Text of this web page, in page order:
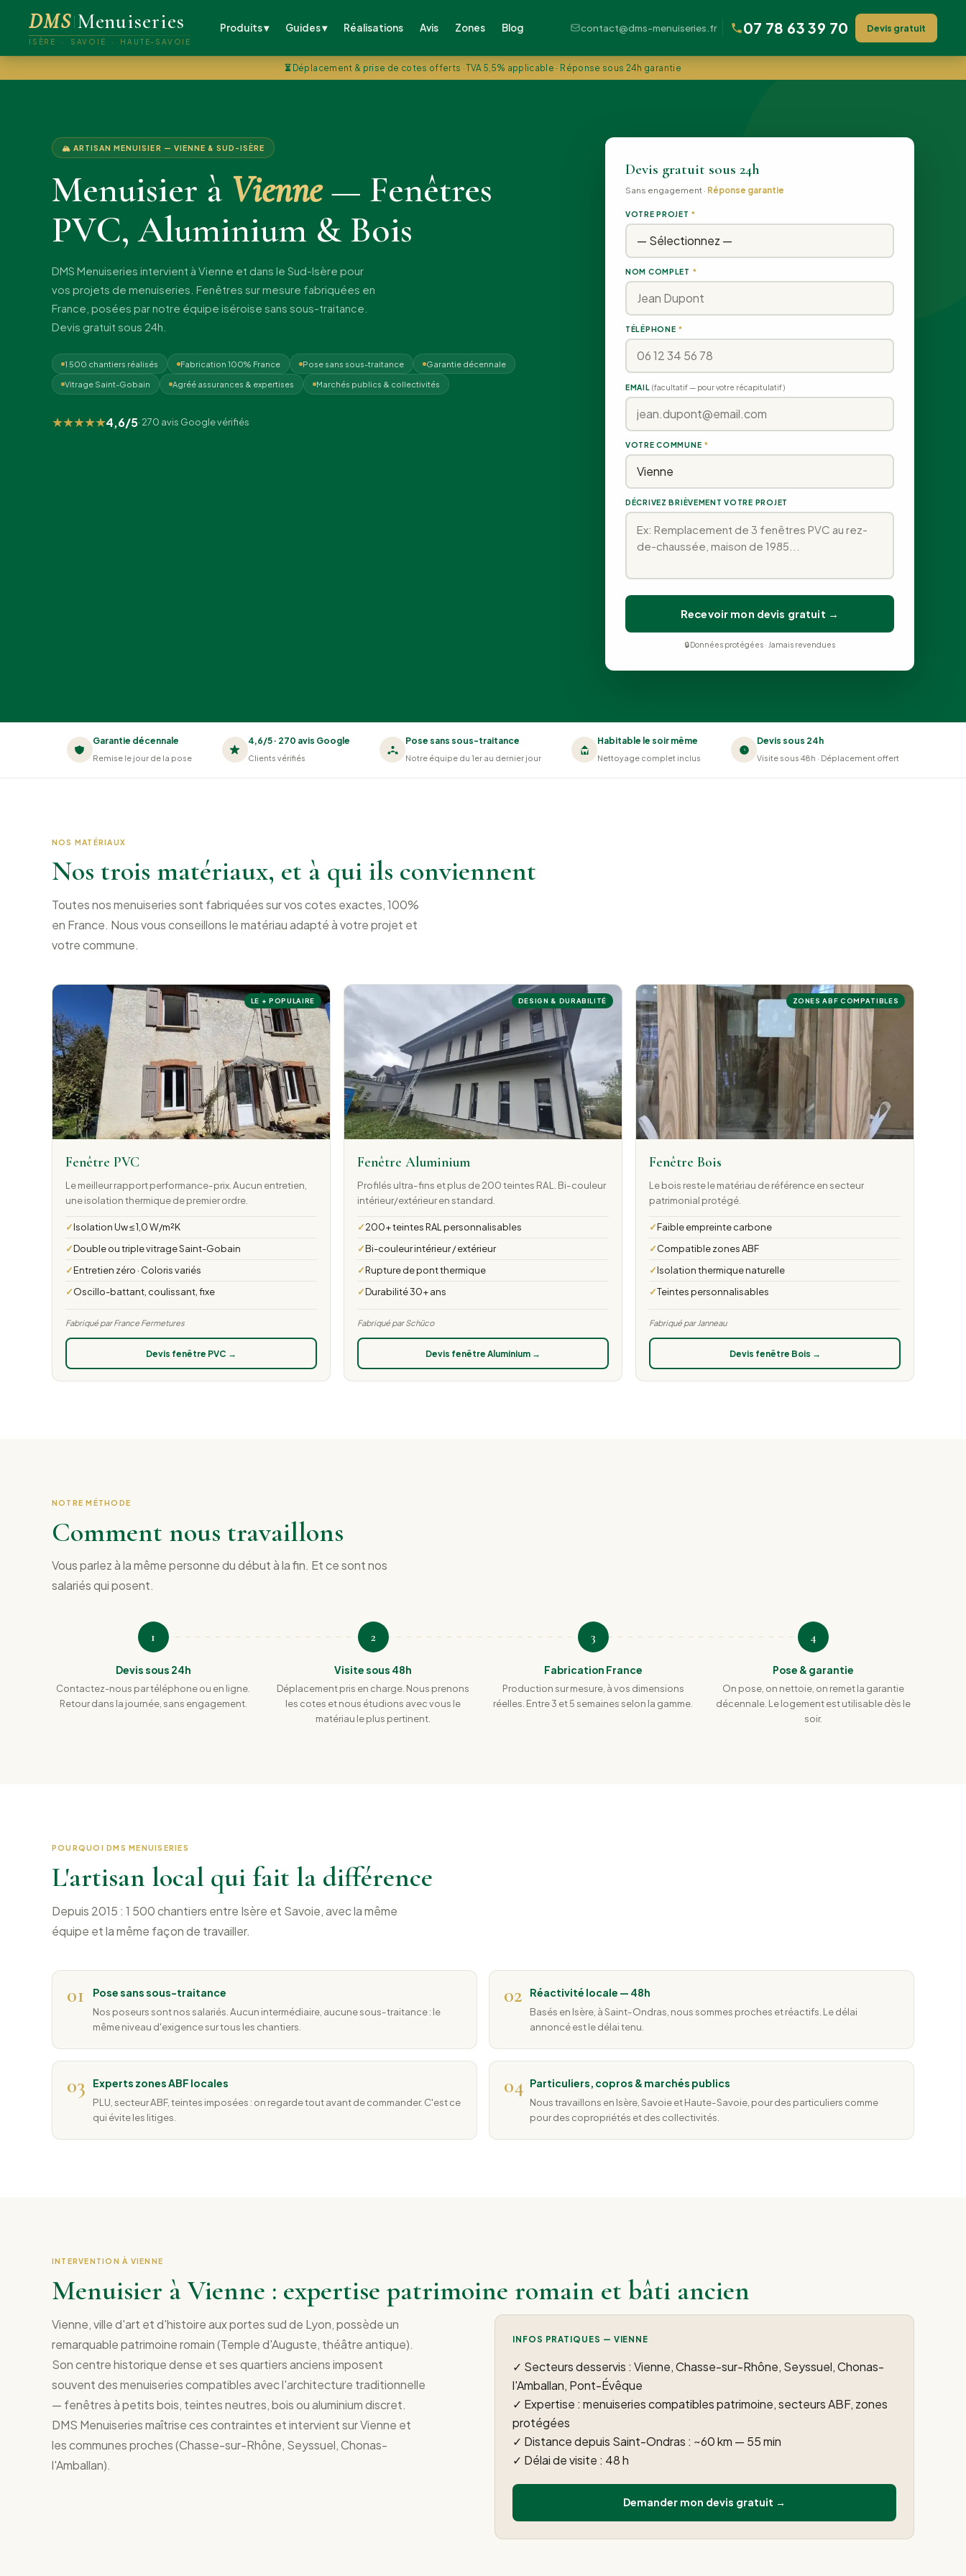
DMS Menuiseries
ISÈRE · SAVOIE · HAUTE-SAVOIE
Produits ▾ Guides ▾ Réalisations Avis Zones Blog contact@dms-menuiseries.fr 07 78 63 39 70 Devis gratuit
⏳ Déplacement & prise de cotes offerts · TVA 5,5% applicable · Réponse sous 24h garantie
🏔 ARTISAN MENUISIER — VIENNE & SUD-ISÈRE
Menuisier à Vienne— Fenêtres
PVC, Aluminium & Bois
DMS Menuiseries intervient à Vienne et dans le Sud-Isère pour
vos projets de menuiseries. Fenêtres sur mesure fabriquées en
France, posées par notre équipe iséroise sans sous-traitance.
Devis gratuit sous 24h.
1 500 chantiers réalisés Fabrication 100% France Pose sans sous-traitance Garantie décennale
Vitrage Saint-Gobain Agréé assurances & expertises Marchés publics & collectivités
★★★★★4,6/5· 270 avis Google vérifiés
Devis gratuit sous 24h
Sans engagement · Réponse garantie
VOTRE PROJET *
NOM COMPLET *
TÉLÉPHONE *
EMAIL(facultatif — pour votre récapitulatif)
VOTRE COMMUNE *
DÉCRIVEZ BRIÈVEMENT VOTRE PROJET
Recevoir mon devis gratuit →
🔒 Données protégées · Jamais revendues
Garantie décennale
Remise le jour de la pose
4,6/5 · 270 avis Google
Clients vérifiés
Pose sans sous-traitance
Notre équipe du 1er au dernier jour
Habitable le soir même
Nettoyage complet inclus
Devis sous 24h
Visite sous 48h · Déplacement offert
NOS MATÉRIAUX
Nos trois matériaux, et à qui ils conviennent
Toutes nos menuiseries sont fabriquées sur vos cotes exactes, 100%
en France. Nous vous conseillons le matériau adapté à votre projet et
votre commune.
LE + POPULAIRE
Fenêtre PVC
Le meilleur rapport performance-prix. Aucun entretien,
une isolation thermique de premier ordre.
Isolation Uw ≤ 1,0 W/m²K
Double ou triple vitrage Saint-Gobain
Entretien zéro · Coloris variés
Oscillo-battant, coulissant, fixe
Fabriqué par France Fermetures
Devis fenêtre PVC →
DESIGN & DURABILITÉ
Fenêtre Aluminium
Profilés ultra-fins et plus de 200 teintes RAL. Bi-couleur
intérieur/extérieur en standard.
200+ teintes RAL personnalisables
Bi-couleur intérieur / extérieur
Rupture de pont thermique
Durabilité 30+ ans
Fabriqué par Schüco
Devis fenêtre Aluminium →
ZONES ABF COMPATIBLES
Fenêtre Bois
Le bois reste le matériau de référence en secteur
patrimonial protégé.
Faible empreinte carbone
Compatible zones ABF
Isolation thermique naturelle
Teintes personnalisables
Fabriqué par Janneau
Devis fenêtre Bois →
NOTRE MÉTHODE
Comment nous travaillons
Vous parlez à la même personne du début à la fin. Et ce sont nos
salariés qui posent.
1
Devis sous 24h
Contactez-nous par téléphone ou en ligne.
Retour dans la journée, sans engagement.
2
Visite sous 48h
Déplacement pris en charge. Nous prenons
les cotes et nous étudions avec vous le
matériau le plus pertinent.
3
Fabrication France
Production sur mesure, à vos dimensions
réelles. Entre 3 et 5 semaines selon la gamme.
4
Pose & garantie
On pose, on nettoie, on remet la garantie
décennale. Le logement est utilisable dès le
soir.
POURQUOI DMS MENUISERIES
L'artisan local qui fait la différence
Depuis 2015 : 1 500 chantiers entre Isère et Savoie, avec la même
équipe et la même façon de travailler.
01
Pose sans sous-traitance
Nos poseurs sont nos salariés. Aucun intermédiaire, aucune sous-traitance : le
même niveau d'exigence sur tous les chantiers.
02
Réactivité locale — 48h
Basés en Isère, à Saint-Ondras, nous sommes proches et réactifs. Le délai
annoncé est le délai tenu.
03
Experts zones ABF locales
PLU, secteur ABF, teintes imposées : on regarde tout avant de commander. C'est ce
qui évite les litiges.
04 Particuliers, copros & marchés publics
Nous travaillons en Isère, Savoie et Haute-Savoie, pour des particuliers comme
pour des copropriétés et des collectivités.
INTERVENTION À VIENNE
Menuisier à Vienne : expertise patrimoine romain et bâti ancien
Vienne, ville d'art et d'histoire aux portes sud de Lyon, possède un
remarquable patrimoine romain (Temple d'Auguste, théâtre antique).
Son centre historique dense et ses quartiers anciens imposent
souvent des menuiseries compatibles avec l'architecture traditionnelle
— fenêtres à petits bois, teintes neutres, bois ou aluminium discret.
DMS Menuiseries maîtrise ces contraintes et intervient sur Vienne et
les communes proches (Chasse-sur-Rhône, Seyssuel, Chonas-
l'Amballan).
INFOS PRATIQUES — VIENNE
✓ Secteurs desservis : Vienne, Chasse-sur-Rhône, Seyssuel, Chonas-
l'Amballan, Pont-Évêque
✓ Expertise : menuiseries compatibles patrimoine, secteurs ABF, zones
protégées
✓ Distance depuis Saint-Ondras : ~60 km — 55 min
✓ Délai de visite : 48 h
Demander mon devis gratuit →